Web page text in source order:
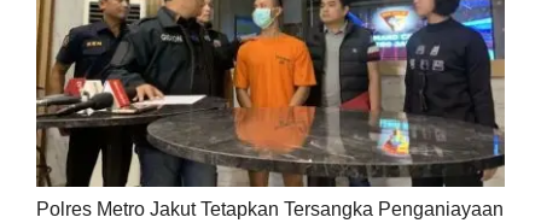
Polres Metro Jakut Tetapkan Tersangka Penganiayaan